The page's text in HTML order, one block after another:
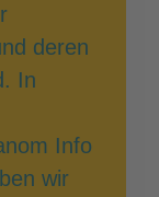
deren
In
Info
wir